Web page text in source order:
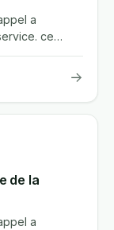
a
ce
→
de la
a